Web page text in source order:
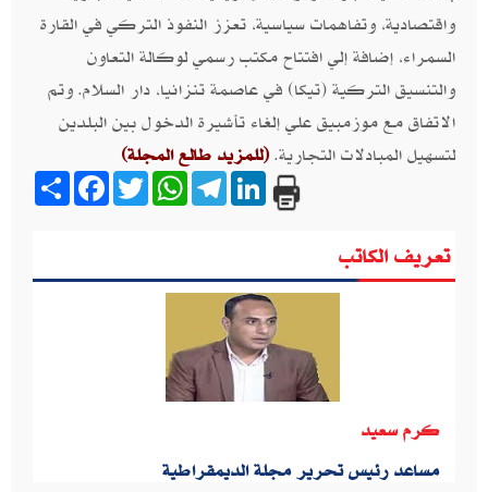
واقتصادية،‮ ‬وتفاهمات سياسية،‮ ‬تعزز النفوذ التركي في القارة
السمراء،‮ ‬إضافة إلي افتتاح مكتب رسمي لوكالة التعاون
والتنسيق التركية‮ (‬تيكا‮) ‬في عاصمة تنزانيا،‮ ‬دار السلام‮. ‬وتم
الاتفاق مع موزمبيق علي إلغاء تأشيرة الدخول بين البلدين
لتسهيل المبادلات التجارية‮.‬ (للمزيد طالع المجلة)
Share
FacebookTwitter
WhatsApp
Telegram
LinkedIn
تعريف الكاتب
كرم سعيد
مساعد رئيس تحرير مجلة الديمقراطية